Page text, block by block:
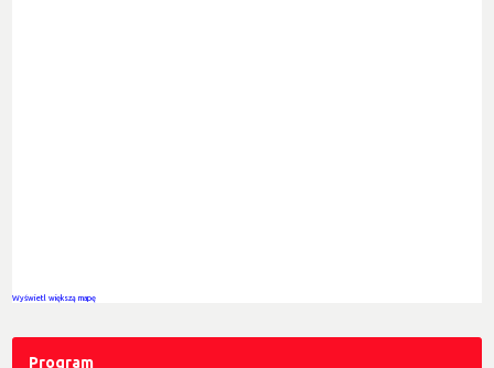
Wyświetl większą mapę
Program